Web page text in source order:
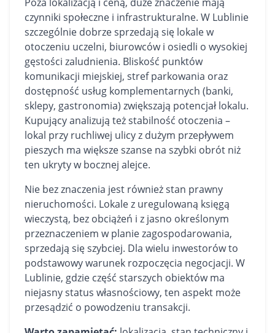
czynniki społeczne i infrastrukturalne. W Lublinie
szczególnie dobrze sprzedają się lokale w
otoczeniu uczelni, biurowców i osiedli o wysokiej
gęstości zaludnienia. Bliskość punktów
komunikacji miejskiej, stref parkowania oraz
dostępność usług komplementarnych (banki,
sklepy, gastronomia) zwiększają potencjał lokalu.
Kupujący analizują też stabilność otoczenia –
lokal przy ruchliwej ulicy z dużym przepływem
pieszych ma większe szanse na szybki obrót niż
ten ukryty w bocznej alejce.
Nie bez znaczenia jest również stan prawny
nieruchomości. Lokale z uregulowaną księgą
wieczystą, bez obciążeń i z jasno określonym
przeznaczeniem w planie zagospodarowania,
sprzedają się szybciej. Dla wielu inwestorów to
podstawowy warunek rozpoczęcia negocjacji. W
Lublinie, gdzie część starszych obiektów ma
niejasny status własnościowy, ten aspekt może
przesądzić o powodzeniu transakcji.